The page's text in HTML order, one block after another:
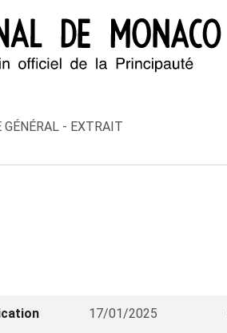
GÉNÉRAL - EXTRAIT
17/01/2025